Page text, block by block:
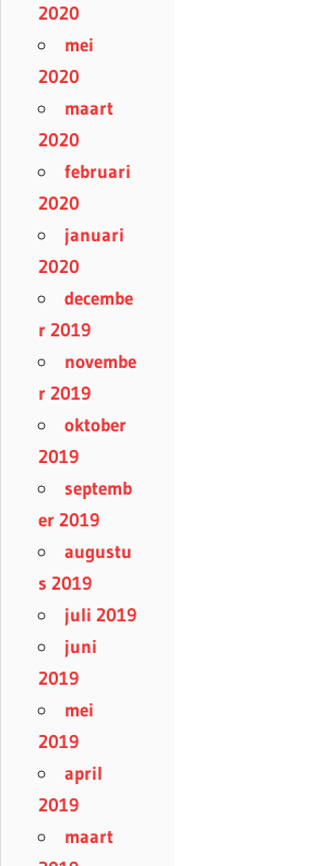
2020
mei
2020
maart
2020
februari
2020
januari
2020
decembe
r 2019
novembe
r 2019
oktober
2019
septemb
er 2019
augustu
s 2019
juli 2019
juni
2019
mei
2019
april
2019
maart